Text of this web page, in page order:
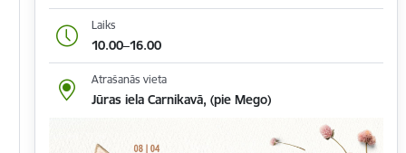
Laiks
10.00–16.00
Atrašanās vieta
Jūras iela Carnikavā, (pie Mego)